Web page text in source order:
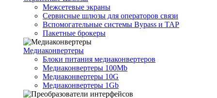
Межсетевые экраны
Сервисные шлюзы для операторов связи
Вспомогательные системы Bypass и TAP
Пакетные брокеры
Медиаконвертеры
Блоки питания медиаконвертеров
Медиаконвертеры 100Mb
Медиаконвертеры 10G
Медиаконвертеры 1Gb